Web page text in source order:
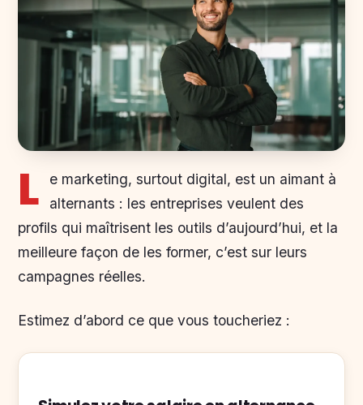
L
e marketing, surtout digital, est un aimant à
alternants : les entreprises veulent des
profils qui maîtrisent les outils d’aujourd’hui, et la
meilleure façon de les former, c’est sur leurs
campagnes réelles.
Estimez d’abord ce que vous toucheriez :